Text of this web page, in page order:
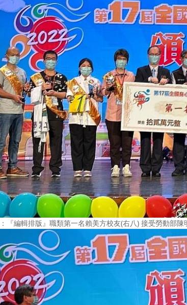
『編輯排版』職類第一名賴美方校友(右八) 接受勞動部